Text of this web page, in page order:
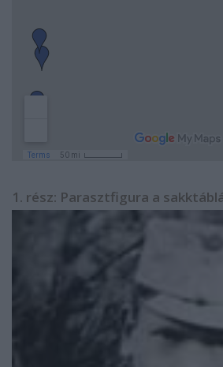
1. rész: Parasztfigura a